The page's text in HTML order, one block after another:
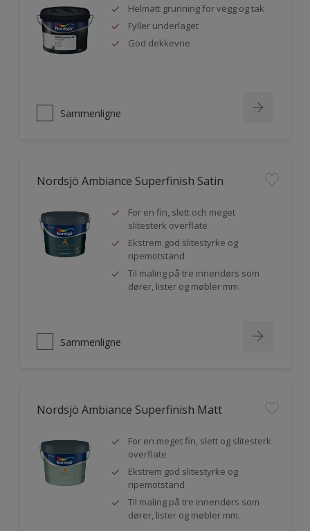
Helmatt grunning for vegg og tak
Fyller underlaget
God dekkevne
Sammenligne
Nordsjö Ambiance Superfinish Satin
For en fin, slett och meget
slitesterk overflate
Ekstrem god slitestyrke og
ripemotstand
Til maling på tre innendørs som
dører, lister og møbler mm.
Sammenligne
Nordsjö Ambiance Superfinish Matt
For en meget fin, slett og slitesterk
overflate
Ekstrem god slitestyrke og
ripemotstand
Til maling på tre innendørs som
dører, lister og møbler mm.